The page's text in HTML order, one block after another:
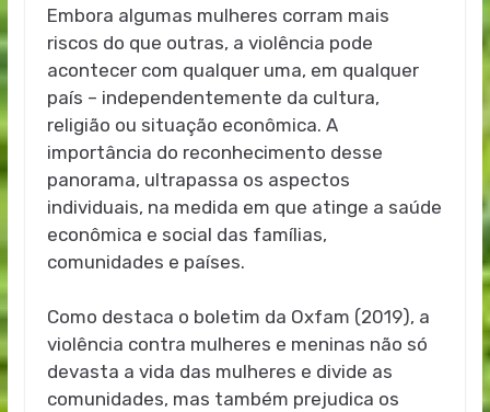
Embora algumas mulheres corram mais
riscos do que outras, a violência pode
acontecer com qualquer uma, em qualquer
país – independentemente da cultura,
religião ou situação econômica. A
importância do reconhecimento desse
panorama, ultrapassa os aspectos
individuais, na medida em que atinge a saúde
econômica e social das famílias,
comunidades e países.
Como destaca o boletim da Oxfam (2019), a
violência contra mulheres e meninas não só
devasta a vida das mulheres e divide as
comunidades, mas também prejudica os